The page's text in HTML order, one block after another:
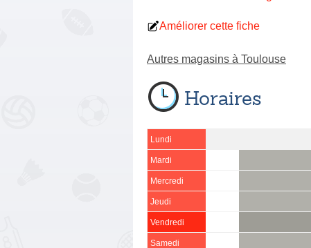
Améliorer cette fiche
Autres magasins à Toulouse
Horaires
Lundi
Mardi
Mercredi
Jeudi
Vendredi
Samedi